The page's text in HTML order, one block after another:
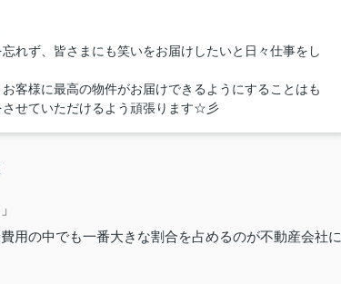
れず、皆さまにも笑いをお届けしたいと日々仕事をし
客様に最高の物件がお届けできるようにすることはも
せていただけるよう頑張ります☆彡
用の中でも一番大きな割合を占めるのが不動産会社に